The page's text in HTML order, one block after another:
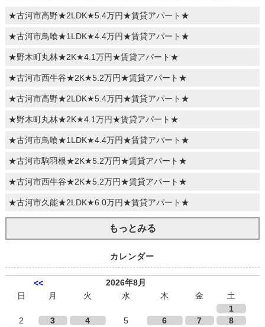
★古河市高野★2LDK★5.4万円★賃貸アパート★
★古河市鳥喰★1LDK★4.4万円★賃貸アパート★
★野木町丸林★2K★4.1万円★賃貸アパート★
★古河市西牛谷★2K★5.2万円★賃貸アパート★
★古河市高野★2LDK★5.4万円★賃貸アパート★
★野木町丸林★2K★4.1万円★賃貸アパート★
★古河市鳥喰★1LDK★4.4万円★賃貸アパート★
★古河市駒羽根★2K★5.2万円★賃貸アパート★
★古河市西牛谷★2K★5.2万円★賃貸アパート★
★古河市久能★2LDK★6.0万円★賃貸アパート★
もっとみる
カレンダー
<<
2026年8月
日
月 火 水 木 金
土
1
2
3 4 5 6 7
8